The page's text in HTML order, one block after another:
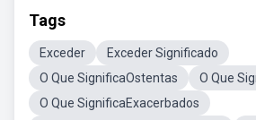
Tags
Exceder
Exceder Significado
O Que SignificaOstentas
O Que
O Que SignificaExacerbados